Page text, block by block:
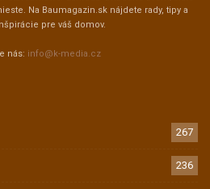
Na Baumagazin.sk nájdete rady, tipy a
pre váš domov.
nás: info@k-media.cz
267
236